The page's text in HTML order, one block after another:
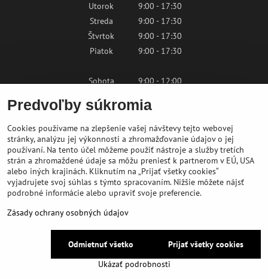
Utorok
9:00 - 17:30
Streda
9:00 - 17:30
Štvrtok
9:00 - 17:30
Piatok
9:00 - 17:30
Sobota
9:00 - 12:00
Kontaktujte nás
shop@bikepeak.sk
+421 46 549 23 32
Navigovať do predajne
© 2026 BIKE PEAK
Zásady ochrany osobných údajov
Vytvorené pomocou:BiznisWeb.sk
Predvoľby súkromia
Cookies používame na zlepšenie vašej návštevy tejto webovej
stránky, analýzu jej výkonnosti a zhromažďovanie údajov o jej
používaní. Na tento účel môžeme použiť nástroje a služby tretích
strán a zhromaždené údaje sa môžu preniesť k partnerom v EÚ, USA
alebo iných krajinách. Kliknutím na „Prijať všetky cookies“
vyjadrujete svoj súhlas s týmto spracovaním. Nižšie môžete nájsť
podrobné informácie alebo upraviť svoje preferencie.
Zásady ochrany osobných údajov
Ukázať podrobnosti
Prijať všetky cookies
Odmietnuť všetko